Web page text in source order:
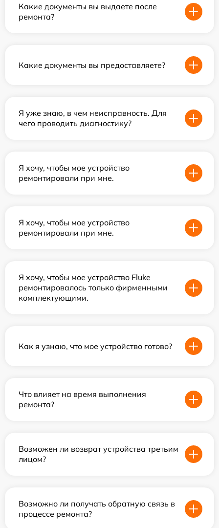
Какие документы вы выдаете после
ремонта?
Какие документы вы предоставляете?
Я уже знаю, в чем неисправность. Для
чего проводить диагностику?
Я хочу, чтобы мое устройство
ремонтировали при мне.
Я хочу, чтобы мое устройство
ремонтировали при мне.
Я хочу, чтобы мое устройство Fluke
ремонтировалось только фирменными
комплектующими.
Как я узнаю, что мое устройство готово?
Что влияет на время выполнения
ремонта?
Возможен ли возврат устройства третьим
лицом?
Возможно ли получать обратную связь в
процессе ремонта?